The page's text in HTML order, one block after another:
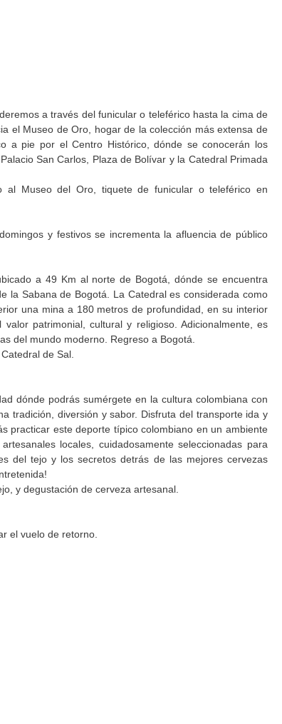
a través del funicular o teleférico hasta la cima de
el Museo de Oro, hogar de la colección más extensa de
a pie por el Centro Histórico, dónde se conocerán los
San Carlos, Plaza de Bolívar y la Catedral Primada
al Museo del Oro, tiquete de funicular o teleférico en
y festivos se incrementa la afluencia de público
a 49 Km al norte de Bogotá, dónde se encuentra
la Sabana de Bogotá. La Catedral es considerada como
una mina a 180 metros de profundidad, en su interior
patrimonial, cultural y religioso. Adicionalmente, es
del mundo moderno. Regreso a Bogotá.
de Sal.
dónde podrás sumérgete en la cultura colombiana con
tradición, diversión y sabor. Disfruta del transporte ida y
practicar este deporte típico colombiano en un ambiente
locales, cuidadosamente seleccionadas para
del tejo y los secretos detrás de las mejores cervezas
y degustación de cerveza artesanal.
el vuelo de retorno.